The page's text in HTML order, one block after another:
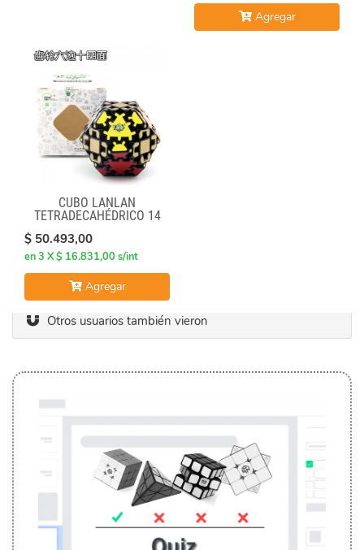
Agregar
CUBO LANLAN
TETRADECAHÉDRICO 14
$ 50.493,00
en 3 X $ 16.831,00 s/int
Agregar
Otros usuarios también vieron